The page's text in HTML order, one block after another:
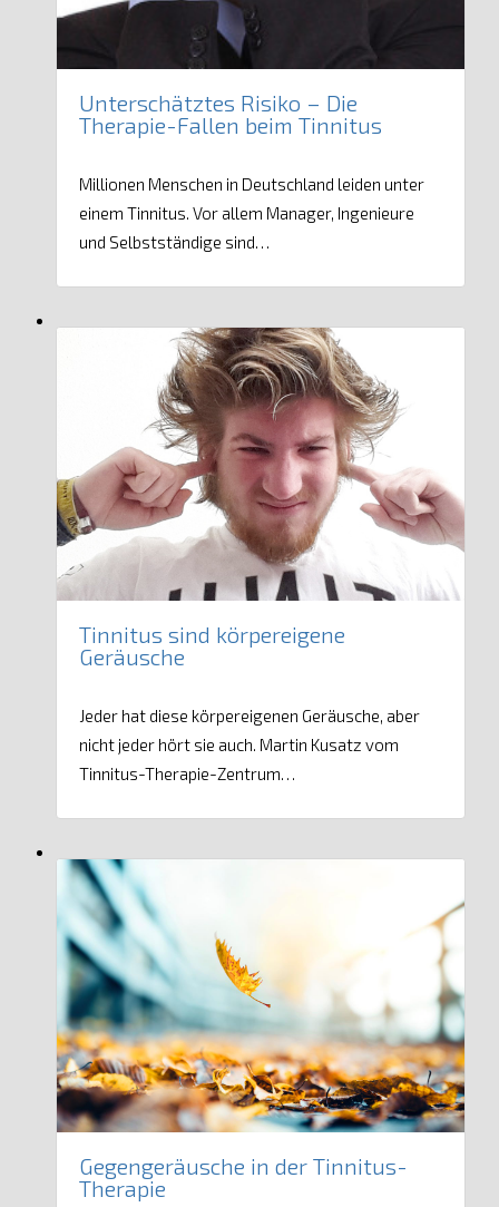
Unterschätztes Risiko – Die
Therapie-Fallen beim Tinnitus
Millionen Menschen in Deutschland leiden unter
einem Tinnitus. Vor allem Manager, Ingenieure
und Selbstständige sind…
Tinnitus sind körpereigene
Geräusche
Jeder hat diese körpereigenen Geräusche, aber
nicht jeder hört sie auch. Martin Kusatz vom
Tinnitus-Therapie-Zentrum…
Gegengeräusche in der Tinnitus-
Therapie